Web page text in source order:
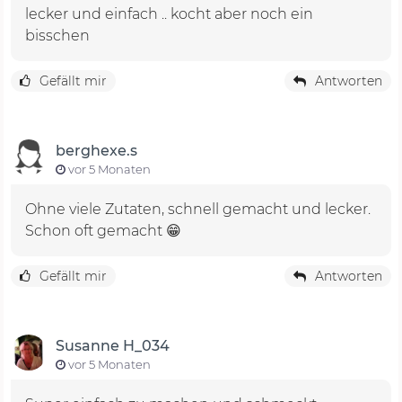
lecker und einfach .. kocht aber noch ein
bisschen
Gefällt mir Antworten
berghexe.s
vor 5 Monaten
Ohne viele Zutaten, schnell gemacht und lecker.
Schon oft gemacht 😁
Gefällt mir Antworten
Susanne H_034
vor 5 Monaten